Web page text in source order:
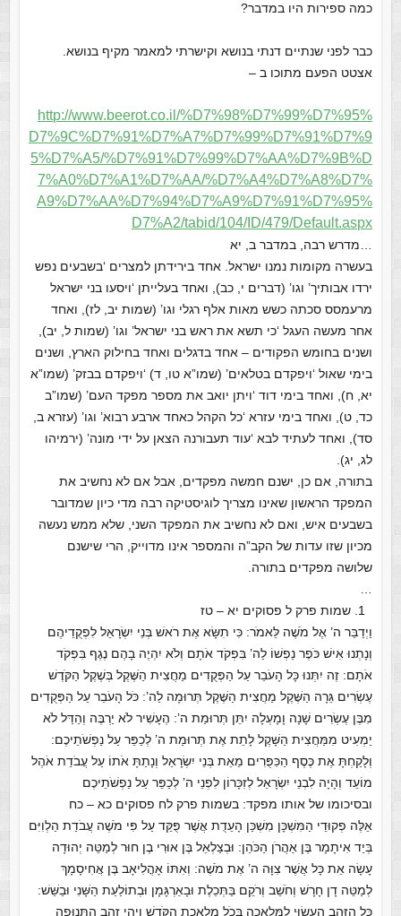
כמה ספירות היו במדבר?
כבר לפני שנתיים דנתי בנושא וקישרתי למאמר מקיף בנושא.
אצטט הפעם מתוכו ב –
http://www.beerot.co.il/%D7%98%D7%99%D7%95%
D7%9C%D7%91%D7%A7%D7%99%D7%91%D7%9
5%D7%A5/%D7%91%D7%99%D7%AA%D7%9B%D
7%A0%D7%A1%D7%AA/%D7%A4%D7%A8%D7%
A9%D7%AA%D7%94%D7%A9%D7%91%D7%95%
D7%A2/tabid/104/ID/479/Default.aspx
…מדרש רבה, במדבר ב, יא
בעשרה מקומות נמנו ישראל. אחד בירידתן למצרים ‘בשבעים נפש
ירדו אבותיך’ וגו’ (דברים י, כב), ואחד בעלייתן ‘ויסעו בני ישראל
מרעמסס סכתה כשש מאות אלף רגלי וגו’ (שמות יב, לז), ואחד
אחר מעשה העגל ‘כי תשא את ראש בני ישראל’ וגו’ (שמות ל, יב),
ושנים בחומש הפקודים – אחד בדגלים ואחד בחילוק הארץ, ושנים
בימי שאול ‘ויפקדם בטלאים’ (שמו”א טו, ד) ‘ויפקדם בבזק’ (שמו”א
יא, ח), ואחד בימי דוד ‘ויתן יואב את מספר מפקד העם’ (שמו”ב
כד, ט), ואחד בימי עזרא ‘כל הקהל כאחד ארבע רבוא’ וגו’ (עזרא ב,
סד), ואחד לעתיד לבא ‘עוד תעבורנה הצאן על ידי מונה’ (ירמיהו
לג, יג).
בתורה, אם כן, ישנם חמשה מפקדים, אבל אם לא נחשיב את
המפקד הראשון שאינו מצריך לוגיסטיקה רבה מדי כיון שמדובר
בשבעים איש, ואם לא נחשיב את המפקד השני, שלא ממש נעשה
מכיון שזו עדות של הקב”ה והמספר אינו מדוייק, הרי שישנם
שלושה מפקדים בתורה.
וַיְדַבֵּר ה’ אֶל מֹשֶׁה לֵּאמֹר: כִּי תִשָּׂא אֶת רֹאשׁ בְּנֵי יִשְׂרָאֵל לִפְקֻדֵיהֶם
וְנָתְנוּ אִישׁ כֹּפֶר נַפְשׁוֹ לַה’ בִּפְקֹד אֹתָם וְלֹא יִהְיֶה בָהֶם נֶגֶף בִּפְקֹד
אֹתָם: זֶה יִתְּנוּ כָּל הָעֹבֵר עַל הַפְּקֻדִים מַחֲצִית הַשֶּׁקֶל בְּשֶׁקֶל הַקֹּדֶשׁ
עֶשְׂרִים גֵּרָה הַשֶּׁקֶל מַחֲצִית הַשֶּׁקֶל תְּרוּמָה לַה’: כֹּל הָעֹבֵר עַל הַפְּקֻדִים
מִבֶּן עֶשְׂרִים שָׁנָה וָמָעְלָה יִתֵּן תְּרוּמַת ה’: הֶעָשִׁיר לֹא יַרְבֶּה וְהַדַּל לֹא
יַמְעִיט מִמַּחֲצִית הַשָּׁקֶל לָתֵת אֶת תְּרוּמַת ה’ לְכַפֵּר עַל נַפְשֹׁתֵיכֶם:
וְלָקַחְתָּ אֶת כֶּסֶף הַכִּפֻּרִים מֵאֵת בְּנֵי יִשְׂרָאֵל וְנָתַתָּ אֹתוֹ עַל עֲבֹדַת אֹהֶל
מוֹעֵד וְהָיָה לִבְנֵי יִשְׂרָאֵל לְזִכָּרוֹן לִפְנֵי ה’ לְכַפֵּר עַל נַפְשֹׁתֵיכֶם
ובסיכומו של אותו מפקד: בשמות פרק לח פסוקים כא – כח
אֵלֶּה פְקוּדֵי הַמִּשְׁכָּן מִשְׁכַּן הָעֵדֻת אֲשֶׁר פֻּקַּד עַל פִּי מֹשֶׁה עֲבֹדַת הַלְוִיִּם
בְּיַד אִיתָמָר בֶּן אַהֲרֹן הַכֹּהֵן: וּבְצַלְאֵל בֶּן אוּרִי בֶן חוּר לְמַטֵּה יְהוּדָה
עָשָׂה אֵת כָּל אֲשֶׁר צִוָּה ה’ אֶת מֹשֶׁה: וְאִתּוֹ אָהֳלִיאָב בֶּן אֲחִיסָמָךְ
לְמַטֵּה דָן חָרָשׁ וְחֹשֵׁב וְרֹקֵם בַּתְּכֵלֶת וּבָאַרְגָּמָן וּבְתוֹלַעַת הַשָּׁנִי וּבַשֵּׁשׁ:
כָּל הַזָּהָב הֶעָשׂוּי לַמְּלָאכָה בְּכֹל מְלֶאכֶת הַקֹּדֶשׁ וַיְהִי זְהַב הַתְּנוּפָה